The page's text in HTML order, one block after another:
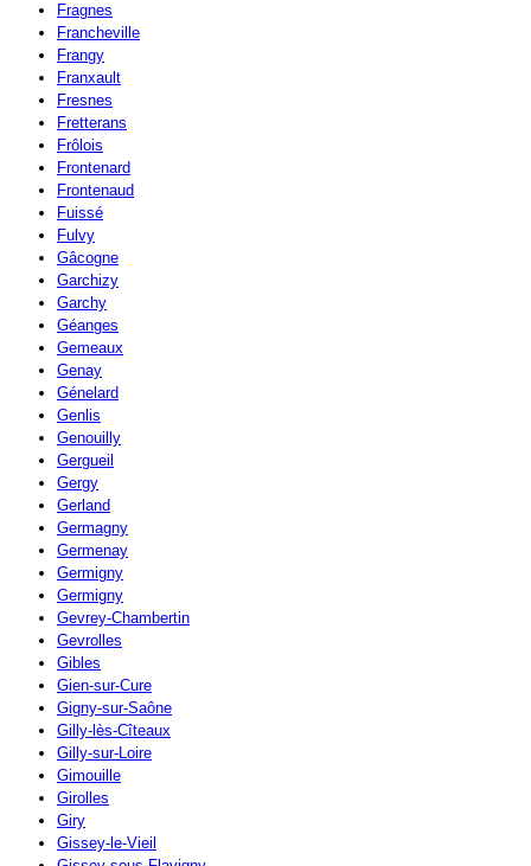
Fragnes
Francheville
Frangy
Franxault
Fresnes
Fretterans
Frôlois
Frontenard
Frontenaud
Fuissé
Fulvy
Gâcogne
Garchizy
Garchy
Géanges
Gemeaux
Genay
Génelard
Genlis
Genouilly
Gergueil
Gergy
Gerland
Germagny
Germenay
Germigny
Germigny
Gevrey-Chambertin
Gevrolles
Gibles
Gien-sur-Cure
Gigny-sur-Saône
Gilly-lès-Cîteaux
Gilly-sur-Loire
Gimouille
Girolles
Giry
Gissey-le-Vieil